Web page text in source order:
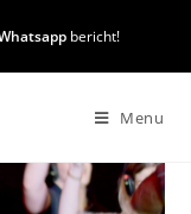
bericht!
Menu